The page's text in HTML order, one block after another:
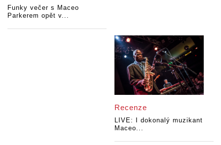
Funky večer s Maceo
Parkerem opět v...
Recenze
LIVE: I dokonalý muzikant
Maceo...